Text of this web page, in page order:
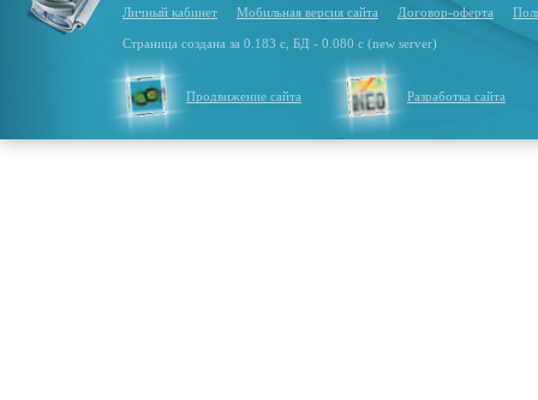
Личный кабинет Мобильная версия сайта Договор-оферта
Страница создана за 0.183 с, БД - 0.080 с (new server)
Продвижение сайта Разработка сайта